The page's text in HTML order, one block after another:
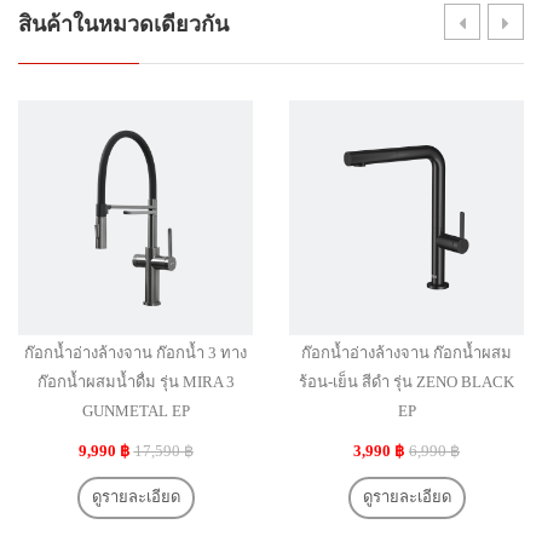
สินค้าในหมวดเดียวกัน
ก๊อกน้ำอ่างล้างจาน ก๊อกน้ำ 3 ทาง
ก๊อกน้ำผสมน้ำดื่ม รุ่น MIRA 3
GUNMETAL EP
9,990 ฿ 17,590 ฿
ดูรายละเอียด
ก๊อกน้ำอ่างล้างจาน ก๊อกน้ำผสม
ร้อน-เย็น สีดำ รุ่น ZENO BLACK
EP
3,990 ฿ 6,990 ฿
ดูรายละเอียด